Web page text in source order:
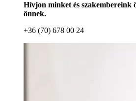
Hívjon minket és szakembereink
önnek.
+36 (70) 678 00 24